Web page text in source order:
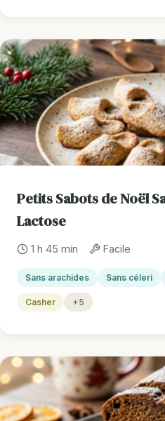
Petits Sabots de Noël
Lactose
1 h 45 min Facile
Sans arachides Sans céleri
Casher +5